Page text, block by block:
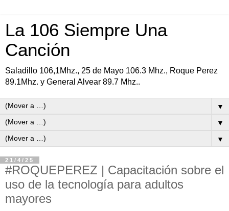
La 106 Siempre Una
Canción
Saladillo 106,1Mhz., 25 de Mayo 106.3 Mhz., Roque Perez
89.1Mhz. y General Alvear 89.7 Mhz..
▼
▼
▼
21/4/25
#ROQUEPEREZ | Capacitación sobre el
uso de la tecnología para adultos
mayores